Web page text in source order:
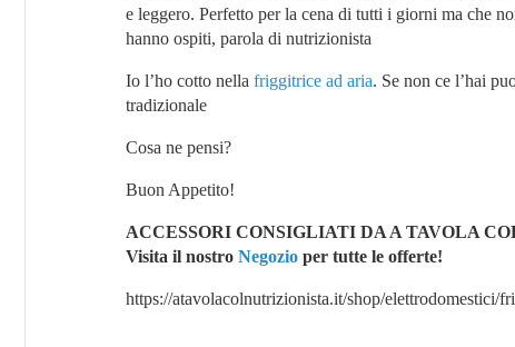
e leggero. Perfetto per la cena di tutti i giorni ma che
hanno ospiti, parola di nutrizionista
Io l’ho cotto nella friggitrice ad aria. Se non ce l’hai
tradizionale
Cosa ne pensi?
Buon Appetito!
ACCESSORI CONSIGLIATI DA A TAVOLA
Visita il nostro Negozio per tutte le offerte!
https://atavolacolnutrizionista.it/shop/elettrodomestici/